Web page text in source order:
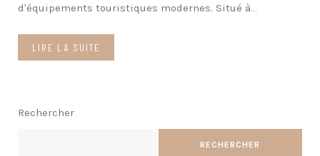
d'équipements touristiques modernes. Situé à...
LIRE LA SUITE
Rechercher
RECHERCHER